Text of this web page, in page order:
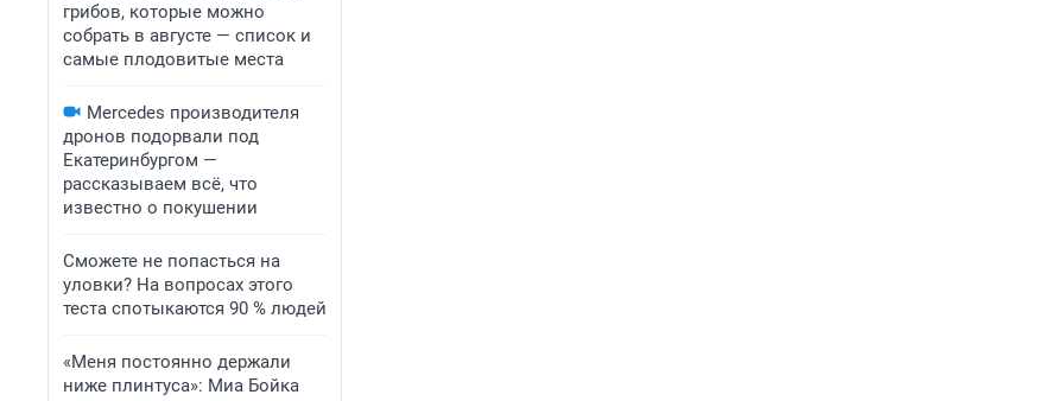
грибов, которые можно
собрать в августе — список и
самые плодовитые места
Mercedes производителя
дронов подорвали под
Екатеринбургом —
рассказываем всё, что
известно о покушении
Сможете не попасться на
уловки? На вопросах этого
теста спотыкаются 90 % людей
«Меня постоянно держали
ниже плинтуса»: Миа Бойка